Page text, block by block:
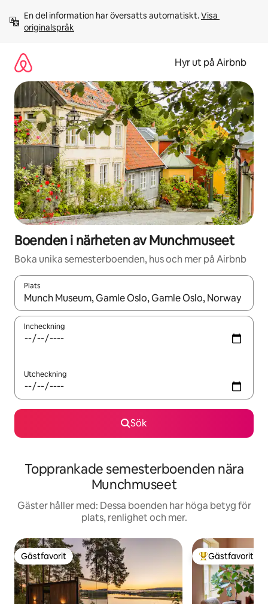
innehåll
En del information har översatts automatiskt. Visa
originalspråk
Hyr ut på Airbnb
Boenden i närheten av Munchmuseet
Boka unika semesterboenden, hus och mer på Airbnb
Plats
När resultaten är tillgängliga kan du navigera med upp- och
Incheckning
Utcheckning
Sök
Topprankade semesterboenden nära
Munchmuseet
Gäster håller med: Dessa boenden har höga betyg för
plats, renlighet och mer.
Gästfavorit
Gästfavorit Populär
Gästfavorit